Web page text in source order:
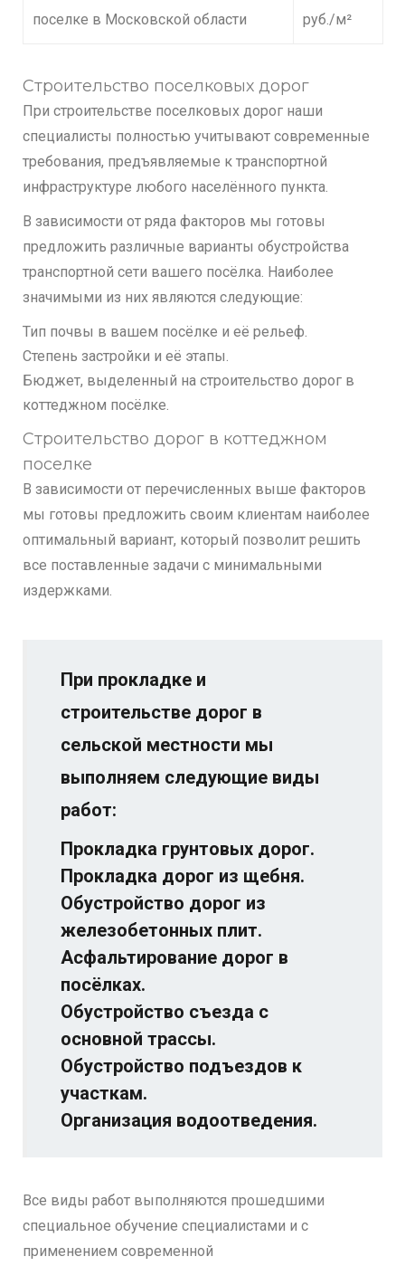
поселке в Московской области
руб./м²
Строительство поселковых дорог
При строительстве поселковых дорог наши
специалисты полностью учитывают современные
требования, предъявляемые к транспортной
инфраструктуре любого населённого пункта.
В зависимости от ряда факторов мы готовы
предложить различные варианты обустройства
транспортной сети вашего посёлка. Наиболее
значимыми из них являются следующие:
Тип почвы в вашем посёлке и её рельеф.
Степень застройки и её этапы.
Бюджет, выделенный на строительство дорог в
коттеджном посёлке.
Строительство дорог в коттеджном
поселке
В зависимости от перечисленных выше факторов
мы готовы предложить своим клиентам наиболее
оптимальный вариант, который позволит решить
все поставленные задачи с минимальными
издержками.
При прокладке и
строительстве дорог в
сельской местности мы
выполняем следующие виды
работ:
Прокладка грунтовых дорог.
Прокладка дорог из щебня.
Обустройство дорог из
железобетонных плит.
Асфальтирование дорог в
посёлках.
Обустройство съезда с
основной трассы.
Обустройство подъездов к
участкам.
Организация водоотведения.
Все виды работ выполняются прошедшими
специальное обучение специалистами и с
применением современной